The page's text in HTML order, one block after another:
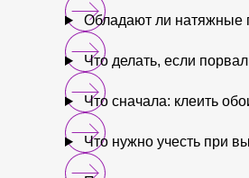
Обладают ли натяжные
Что делать, если
Что сначала: клеить
Что нужно учесть при